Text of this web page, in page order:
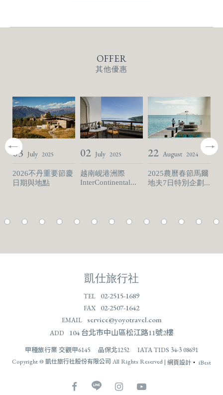
OFFER
其他優惠
03 July 2025
2026不丹重要節慶
日期與地點
02 July 2025
越南岘港洲際
InterContinental...
22 August 2024
2025農曆春節馬爾
地夫7日特別企劃...
凱仕旅行社
甲種旅行業 交觀甲6145 品保北1252 IATA TIDS 34-3 08691
Copyright © 凱仕旅行社股份有限公司 All Rights Reserved | 網頁設計 ‧ iBest
TEL 02-2515-1689
FAX 02-2507-1642
EMAIL service@yoyotravel.com
ADD 104 台北市中山區松江路11號2樓